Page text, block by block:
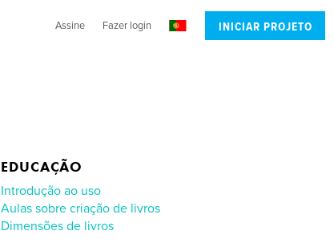
Assine Fazer login INICIAR PROJETO
EDUCAÇÃO
Introdução ao uso
Aulas sobre criação de livros
Dimensões de livros